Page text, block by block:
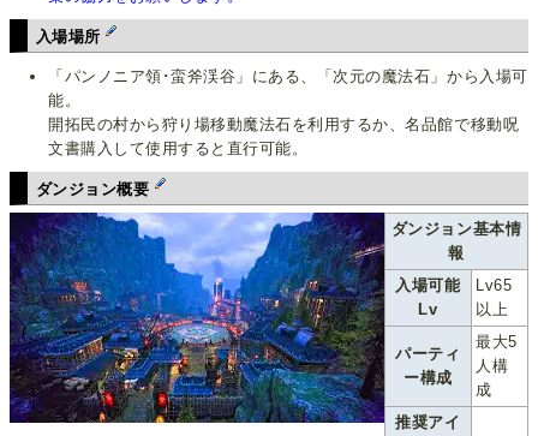
入場場所
「パンノニア領･蛮斧渓谷」にある、「次元の魔法石」から入場可
能。
開拓民の村から狩り場移動魔法石を利用するか、名品館で移動呪
文書購入して使用すると直行可能。
ダンジョン概要
ダンジョン基本情
報
入場可能
Lv
Lv65
以上
パーティ
ー構成
最大5
人構
成
推奨アイ